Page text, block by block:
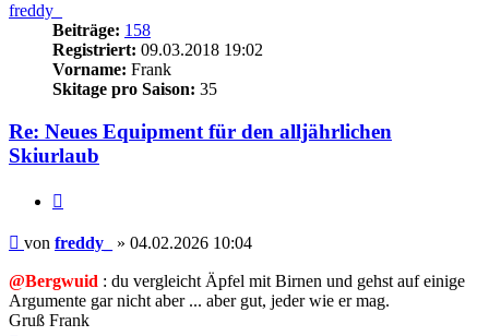
freddy_
Beiträge: 158
Registriert: 09.03.2018 19:02
Vorname: Frank
Skitage pro Saison: 35
Re: Neues Equipment für den alljährlichen
Skiurlaub
Beitrag
von freddy_ » 04.02.2026 10:04
@Bergwuid : du vergleicht Äpfel mit Birnen und gehst auf einige
Argumente gar nicht aber ... aber gut, jeder wie er mag.
Gruß Frank